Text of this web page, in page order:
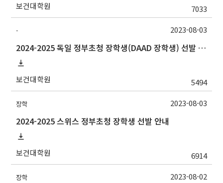
보건대학원 7033
-
2024-2025 독일 정부초청 장학생(DAAD 장학생) 선발 안내
보건대학원 5494
2023-08-03
장학
2024-2025 스위스 정부초청 장학생 선발 안내
보건대학원 6914
2023-08-03
장학 2023-08-02